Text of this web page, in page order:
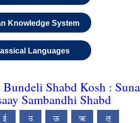
Knowledge System
Languages
Shabd Kosh :
Sambandhi Shabd
ई उ ऊ ऋ ऌ